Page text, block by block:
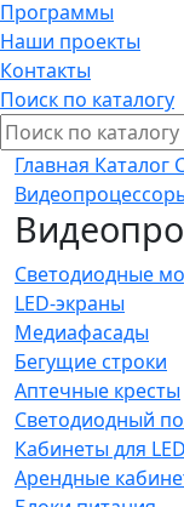
Программы
Наши проекты
Контакты
Поиск по каталогу
Главная Каталог
Светодиодные
LED-экраны
Медиафасады
Бегущие строки
Аптечные кресты
Светодиодный
Кабинеты для
Арендные